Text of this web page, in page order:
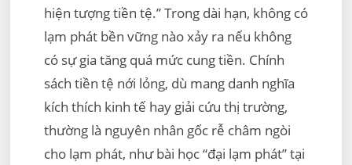
hiện tượng tiền tệ.” Trong dài hạn, không có
lạm phát bền vững nào xảy ra nếu không
có sự gia tăng quá mức cung tiền. Chính
sách tiền tệ nới lỏng, dù mang danh nghĩa
kích thích kinh tế hay giải cứu thị trường,
thường là nguyên nhân gốc rễ châm ngòi
cho lạm phát, như bài học “đại lạm phát” tại